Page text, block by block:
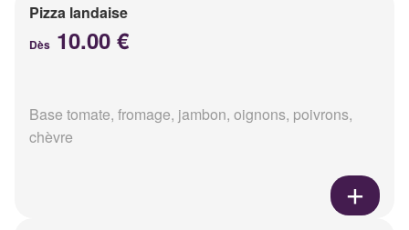
Pizza landaise
Dès 10.00 €
Base tomate, fromage, jambon, oignons, poivrons,
chèvre